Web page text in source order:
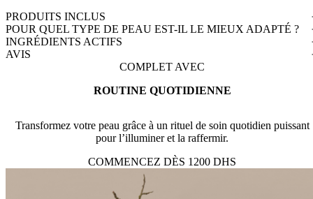
PRODUITS INCLUS
POUR QUEL TYPE DE PEAU EST-IL LE MIEUX ADAPTÉ ?
INGRÉDIENTS ACTIFS
AVIS
COMPLET AVEC
ROUTINE QUOTIDIENNE
Transformez votre peau grâce à un rituel de soin quotidien puissant
pour l’illuminer et la raffermir.
COMMENCEZ DÈS 1200 DHS